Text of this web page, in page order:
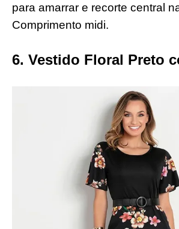
para amarrar e recorte central
Comprimento midi.
6. Vestido Floral Preto